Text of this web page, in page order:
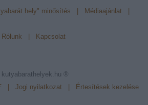
hely" minősítés Médiaajánlat
Rólunk Kapcsolat
kutyabarathelyek.hu ®
Jogi nyilatkozat Értesítések kezelése